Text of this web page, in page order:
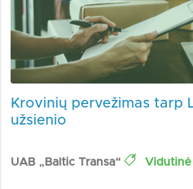
Krovinių pervežimas tarp
užsienio
UAB „Baltic Transa“